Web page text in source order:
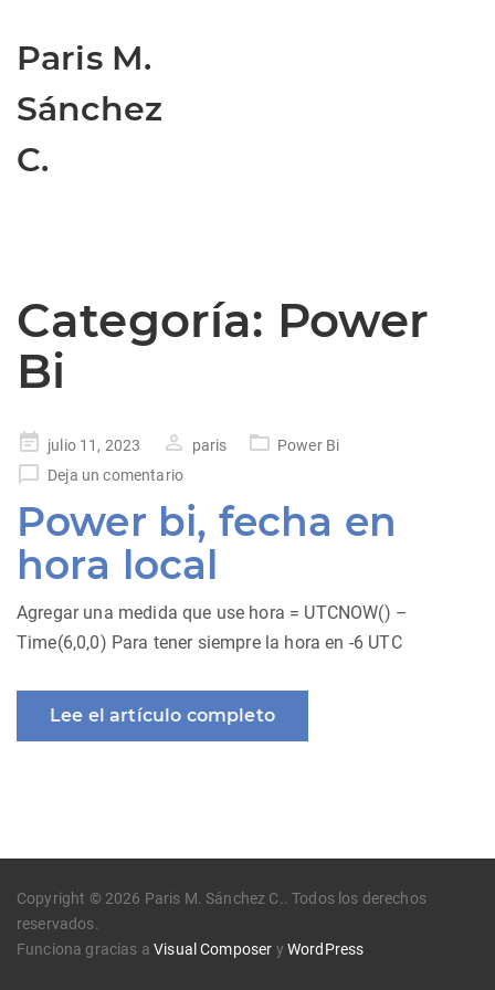
Paris M.
Sánchez
C.
Categoría: Power
Bi
Publicado
en
julio 11, 2023 paris
Power Bi
Deja un comentario
Power bi, fecha en
hora local
Agregar una medida que use hora = UTCNOW() –
Time(6,0,0) Para tener siempre la hora en -6 UTC
Lee el artículo completo
Copyright © 2026 Paris M. Sánchez C.. Todos los derechos
reservados.
Funciona gracias aVisual Composer y WordPress